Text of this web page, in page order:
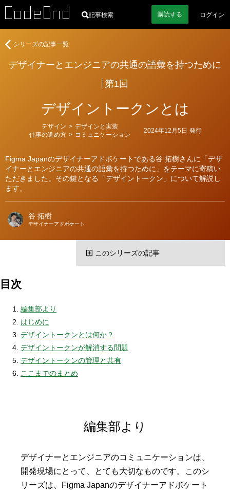
記事検索 購読する ログイン
デザイナーとエンジニアの共通の語彙を持つために
第1回
デザイントークンとは
Figma Japanのデザイナーアドボケートである谷 拓樹さんに「デザ
イナーとエンジニアの共通の語彙を持つために」をテーマに寄稿い
ただきました。その鍵となる「デザイントークン」について解説し
ます。
テ
ー
デザイン > デザインと実装
仕事の進め方 > コミュニケーション
2024年12月5日 発行
者
谷 拓樹
デザイナーアドボケート
デ
イ
の
共
通
彙
を
持
に
シリーズの記事一覧
このシリーズの記事
目次
編集部より
はじめに
デザイントークンとは何か？
デザイントークンが解消する問題
デザイントークンの管理と共有
ここまでのまとめ
編集部より
デザイナーとエンジニアのコミュニケーションは、
開発現場にとって、とても大切なものです。このシ
リーズは、Figma Japanのデザイナーアドボケート